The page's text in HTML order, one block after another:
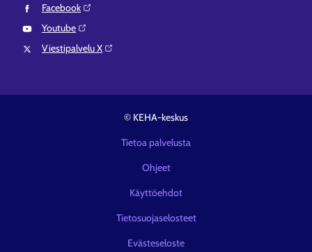
Facebook⁠
Youtube⁠
Viestipalvelu X⁠
© KEHA-keskus
Tietoa palvelusta
Ohjeet
Käyttöehdot
Tietosuojaselosteet
Evästeseloste